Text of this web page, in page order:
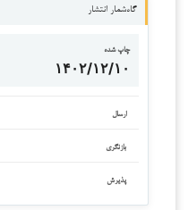
گاه‌شمار انتشار
چاپ شده
۱۴۰۲/۱۲/۱۰
ارسال
بازنگری
پذیرش